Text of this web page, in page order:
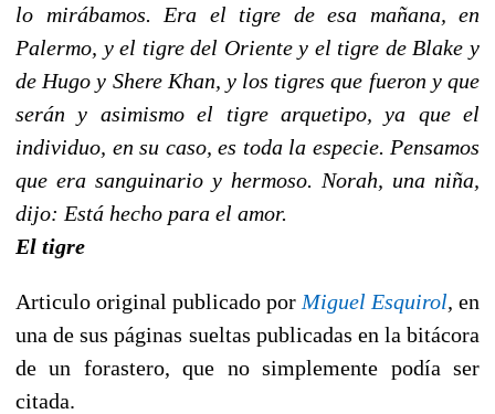
lo mirábamos. Era el tigre de esa mañana, en
Palermo, y el tigre del Oriente y el tigre de Blake y
de Hugo y Shere Khan, y los tigres que fueron y que
serán y asimismo el tigre arquetipo, ya que el
individuo, en su caso, es toda la especie. Pensamos
que era sanguinario y hermoso. Norah, una niña,
dijo: Está hecho para el amor.
El tigre
Articulo original publicado por Miguel Esquirol, en
una de sus páginas sueltas publicadas en la bitácora
de un forastero, que no simplemente podía ser
citada.